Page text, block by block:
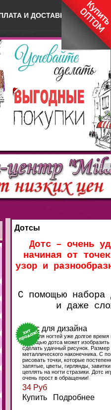
И ДОСТАВКА
Дотсы
Дотс – очень
начиная от
узор и
С помощью
и даже
Дотс для дизайна
Дотс для ногтей уже долгое
помощью дотса может изобразить
сделать удачный рисунок.
металлического наконечника. С
рисовать точки, которые
запятые, цветы, гирлянды,
цеплять на ногти стразики. Дотс
очень прост в обращении!
34 Руб
Купить Подробнее